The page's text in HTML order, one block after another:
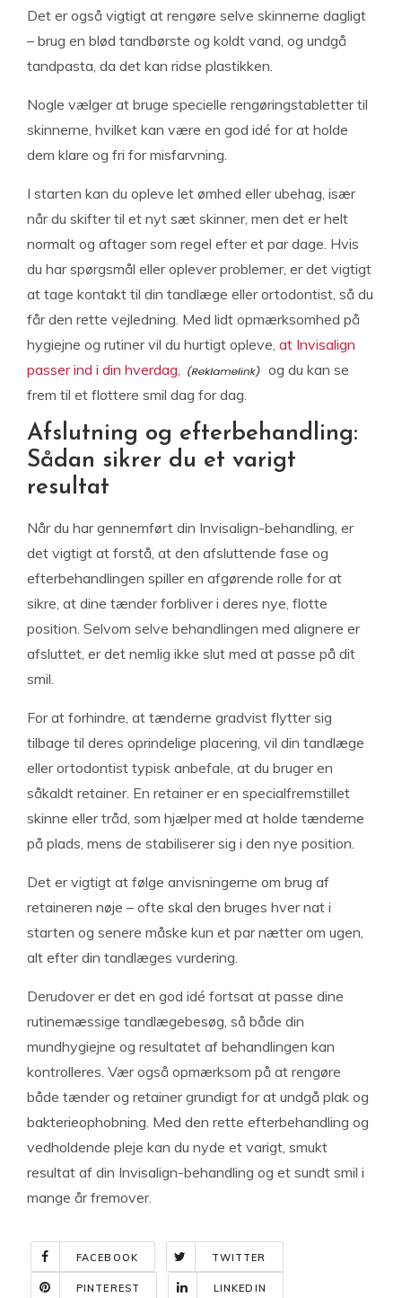
Det er også vigtigt at rengøre selve skinnerne dagligt
– brug en blød tandbørste og koldt vand, og undgå
tandpasta, da det kan ridse plastikken.
Nogle vælger at bruge specielle rengøringstabletter til
skinnerne, hvilket kan være en god idé for at holde
dem klare og fri for misfarvning.
I starten kan du opleve let ømhed eller ubehag, især
når du skifter til et nyt sæt skinner, men det er helt
normalt og aftager som regel efter et par dage. Hvis
du har spørgsmål eller oplever problemer, er det vigtigt
at tage kontakt til din tandlæge eller ortodontist, så du
får den rette vejledning. Med lidt opmærksomhed på
hygiejne og rutiner vil du hurtigt opleve, at Invisalign
passer ind i din hverdag,
og du kan se
frem til et flottere smil dag for dag.
Afslutning og efterbehandling:
Sådan sikrer du et varigt
resultat
Når du har gennemført din Invisalign-behandling, er
det vigtigt at forstå, at den afsluttende fase og
efterbehandlingen spiller en afgørende rolle for at
sikre, at dine tænder forbliver i deres nye, flotte
position. Selvom selve behandlingen med alignere er
afsluttet, er det nemlig ikke slut med at passe på dit
smil.
For at forhindre, at tænderne gradvist flytter sig
tilbage til deres oprindelige placering, vil din tandlæge
eller ortodontist typisk anbefale, at du bruger en
såkaldt retainer. En retainer er en specialfremstillet
skinne eller tråd, som hjælper med at holde tænderne
på plads, mens de stabiliserer sig i den nye position.
Det er vigtigt at følge anvisningerne om brug af
retaineren nøje – ofte skal den bruges hver nat i
starten og senere måske kun et par nætter om ugen,
alt efter din tandlæges vurdering.
Derudover er det en god idé fortsat at passe dine
rutinemæssige tandlægebesøg, så både din
mundhygiejne og resultatet af behandlingen kan
kontrolleres. Vær også opmærksom på at rengøre
både tænder og retainer grundigt for at undgå plak og
bakterieophobning. Med den rette efterbehandling og
vedholdende pleje kan du nyde et varigt, smukt
resultat af din Invisalign-behandling og et sundt smil i
mange år fremover.
FACEBOOK TWITTER
PINTEREST LINKEDIN